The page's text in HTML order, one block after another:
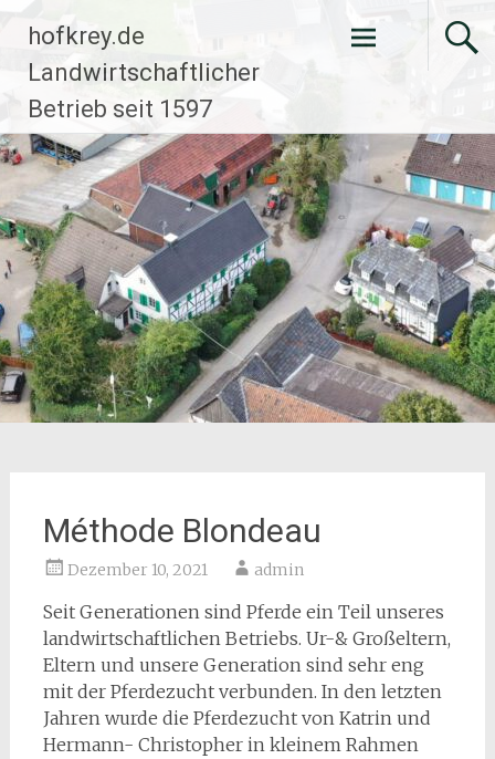
Zum
Inhalt
springen
hofkrey.de
Landwirtschaftlicher
Betrieb seit 1597
Méthode Blondeau
Dezember 10, 2021 admin
Seit Generationen sind Pferde ein Teil unseres
landwirtschaftlichen Betriebs. Ur-& Großeltern,
Eltern und unsere Generation sind sehr eng
mit der Pferdezucht verbunden. In den letzten
Jahren wurde die Pferdezucht von Katrin und
Hermann- Christopher in kleinem Rahmen